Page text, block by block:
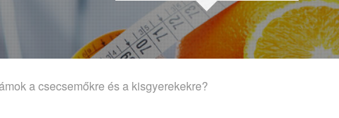
a csecsemőkre és a kisgyerekekre?